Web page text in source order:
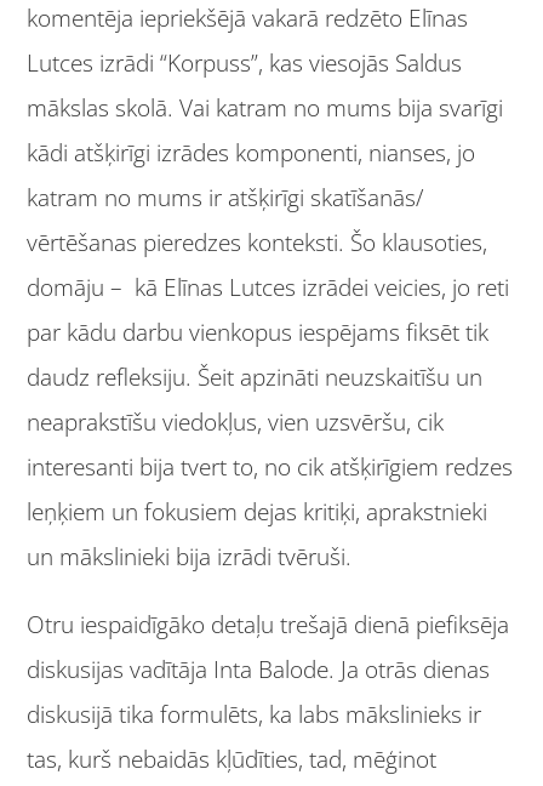
komentēja iepriekšējā vakarā redzēto Elīnas
Lutces izrādi “Korpuss”, kas viesojās Saldus
mākslas skolā. Vai katram no mums bija svarīgi
kādi atšķirīgi izrādes komponenti, nianses, jo
katram no mums ir atšķirīgi skatīšanās/
vērtēšanas pieredzes konteksti. Šo klausoties,
domāju – kā Elīnas Lutces izrādei veicies, jo reti
par kādu darbu vienkopus iespējams fiksēt tik
daudz refleksiju. Šeit apzināti neuzskaitīšu un
neaprakstīšu viedokļus, vien uzsvēršu, cik
interesanti bija tvert to, no cik atšķirīgiem redzes
leņķiem un fokusiem dejas kritiķi, aprakstnieki
un mākslinieki bija izrādi tvēruši.
Otru iespaidīgāko detaļu trešajā dienā piefiksēja
diskusijas vadītāja Inta Balode. Ja otrās dienas
diskusijā tika formulēts, ka labs mākslinieks ir
tas, kurš nebaidās kļūdīties, tad, mēģinot